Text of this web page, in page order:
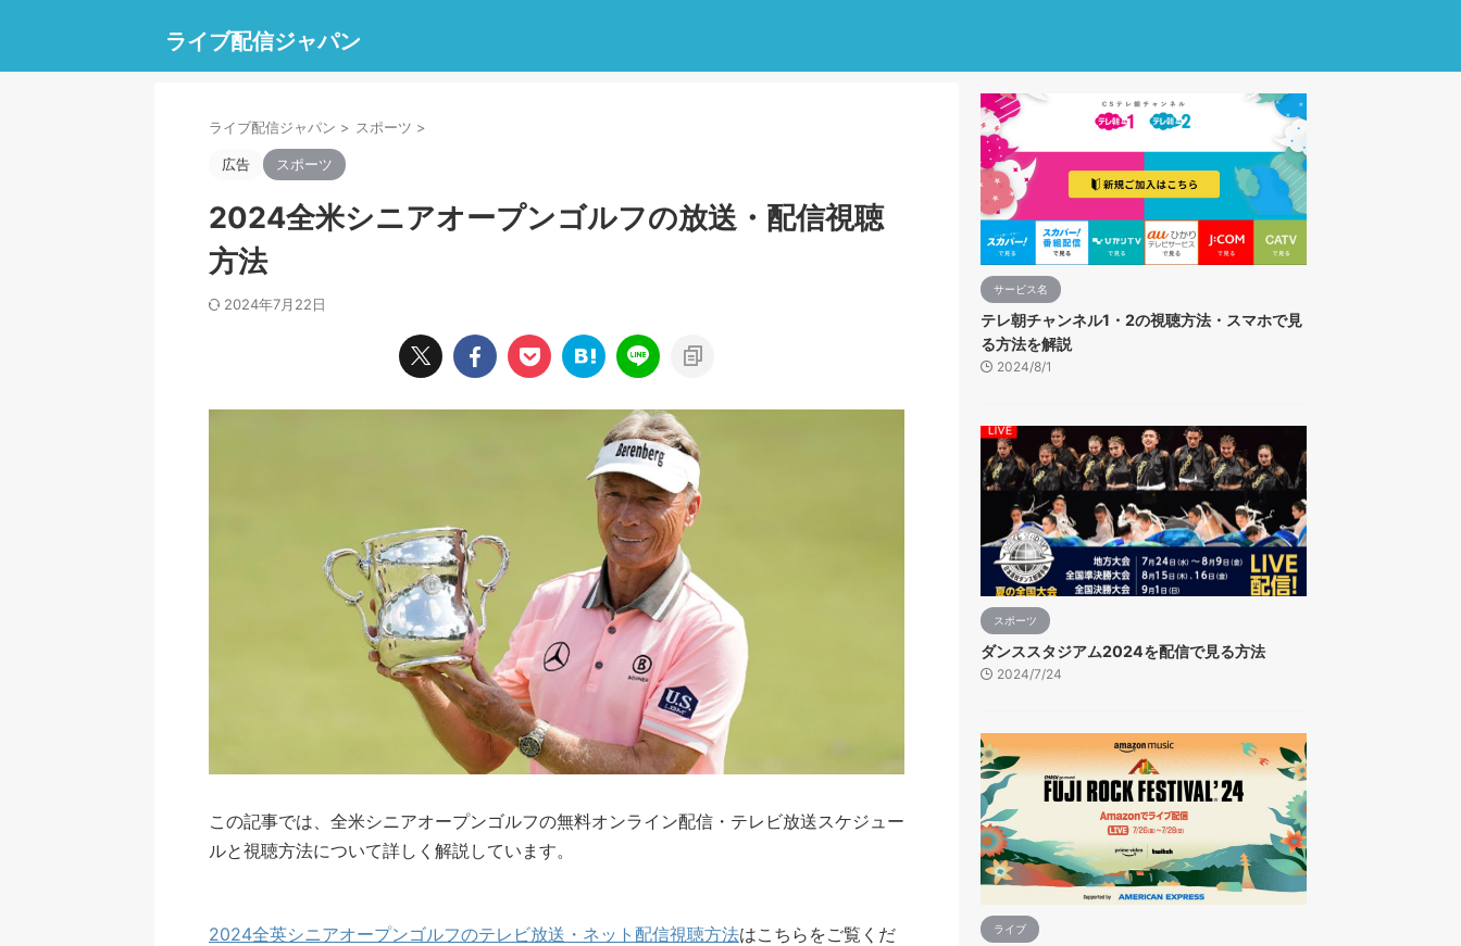
ライブ配信ジャパン
ライブ配信ジャパン > スポーツ >
広告 スポーツ
2024全米シニアオープンゴルフの放送・配信視聴
方法
2024年7月22日
この記事では、全米シニアオープンゴルフの無料オンライン配信・テレビ放送スケジュー
ルと視聴方法について詳しく解説しています。
2024全英シニアオープンゴルフのテレビ放送・ネット配信視聴方法はこちらをご覧くだ
サービス名
テレ朝チャンネル1・2の視聴方法・スマホで見
る方法を解説
2024/8/1
スポーツ
ダンススタジアム2024を配信で見る方法
2024/7/24
ライブ